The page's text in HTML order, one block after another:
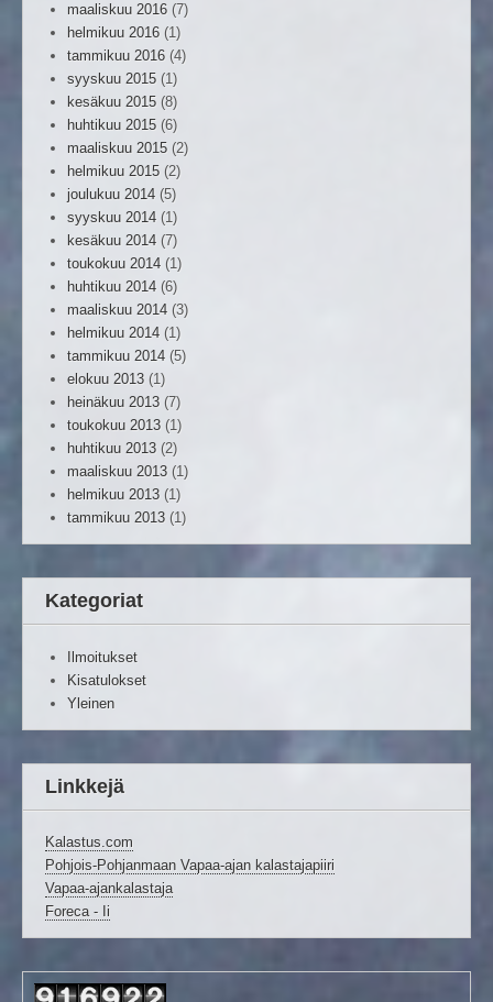
maaliskuu 2016 (7)
helmikuu 2016 (1)
tammikuu 2016 (4)
syyskuu 2015 (1)
kesäkuu 2015 (8)
huhtikuu 2015 (6)
maaliskuu 2015 (2)
helmikuu 2015 (2)
joulukuu 2014 (5)
syyskuu 2014 (1)
kesäkuu 2014 (7)
toukokuu 2014 (1)
huhtikuu 2014 (6)
maaliskuu 2014 (3)
helmikuu 2014 (1)
tammikuu 2014 (5)
elokuu 2013 (1)
heinäkuu 2013 (7)
toukokuu 2013 (1)
huhtikuu 2013 (2)
maaliskuu 2013 (1)
helmikuu 2013 (1)
tammikuu 2013 (1)
Kategoriat
Ilmoitukset
Kisatulokset
Yleinen
Linkkejä
Kalastus.com
Pohjois-Pohjanmaan Vapaa-ajan kalastajapiiri
Vapaa-ajankalastaja
Foreca - Ii